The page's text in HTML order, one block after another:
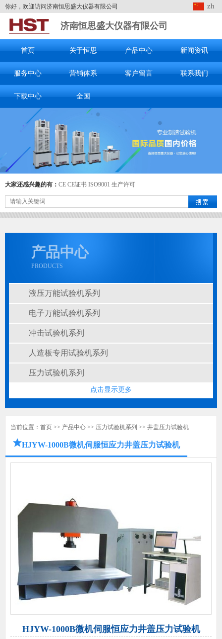
你好，欢迎访问济南恒思盛大仪器有限公司 zh
济南恒思盛大仪器有限公司
首页 关于恒思 产品中心 新闻资讯
服务中心 营销体系 客户留言 联系我们
下载中心 全国
大家还感兴趣的有： CE CE证书 ISO9001 生产许可
产品中心
PRODUCTS
液压万能试验机系列
电子万能试验机系列
冲击试验机系列
人造板专用试验机系列
压力试验机系列
点击显示更多
当前位置： 首页 >> 产品中心 >> 压力试验机系列 >> 井盖压力试验机
HJYW-1000B微机伺服恒应力井盖压力试验机
HJYW-1000B微机伺服恒应力井盖压力试验机